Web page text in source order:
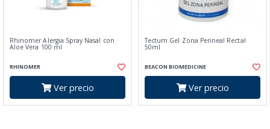
Rhinomer Alergia Spray Nasal con
Aloe Vera 100 ml
RHINOMER
Ver precio
Tectum Gel Zona Perineal Rectal
50ml
BEACON BIOMEDICINE
Ver precio